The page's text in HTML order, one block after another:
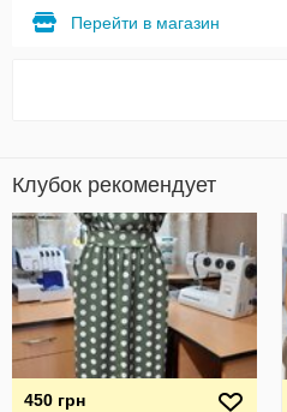
Перейти в магазин
Клубок рекомендует
450 грн